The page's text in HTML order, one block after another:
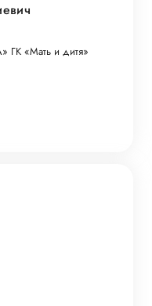
ГК «Мать и дитя»